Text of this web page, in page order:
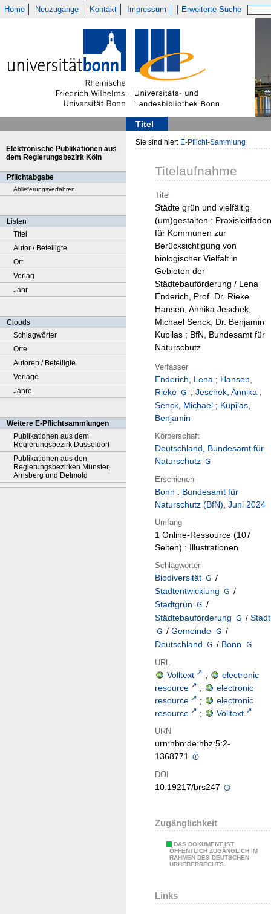
Home Neuzugänge Kontakt Impressum Erweiterte Suche
Titel
Elektronische Publikationen aus
dem Regierungsbezirk Köln
Pflichtabgabe
Ablieferungsverfahren
Listen
Titel
Autor / Beteiligte
Ort
Verlag
Jahr
Clouds
Schlagwörter
Orte
Autoren / Beteiligte
Verlage
Jahre
Weitere E-Pflichtsammlungen
Publikationen aus dem
Regierungsbezirk Düsseldorf
Publikationen aus den
Regierungsbezirken Münster,
Arnsberg und Detmold
Sie sind hier: E-Pflicht-Sammlung
Titelaufnahme
Titel
Städte grün und vielfältig
(um)gestalten : Praxisleitfaden
für Kommunen zur
Berücksichtigung von
biologischer Vielfalt in
Gebieten der
Städtebauförderung / Lena
Enderich, Prof. Dr. Rieke
Hansen, Annika Jeschek,
Michael Senck, Dr. Benjamin
Kupilas ; BfN, Bundesamt für
Naturschutz
Verfasser
Enderich, Lena ; Hansen,
Rieke
; Jeschek, Annika ;
Senck, Michael ; Kupilas,
Benjamin
Körperschaft
Deutschland, Bundesamt für
Naturschutz
Erschienen
Bonn : Bundesamt für
Naturschutz (BfN), Juni 2024
Umfang
1 Online-Ressource (107
Seiten) : Illustrationen
Schlagwörter
Biodiversität
/
Stadtentwicklung
/
Stadtgrün
/
Städtebauförderung
/ Stadt
/ Gemeinde
/
Deutschland
/ Bonn
URL
Volltext ;
electronic
resource
;
electronic
resource
;
electronic
resource
; Volltext
URN
urn:nbn:de:hbz:5:2-
1368771
DOI
10.19217/brs247
Zugänglichkeit
DAS DOKUMENT IST
ÖFFENTLICH ZUGÄNGLICH IM
RAHMEN DES DEUTSCHEN
URHEBERRECHTS.
Links